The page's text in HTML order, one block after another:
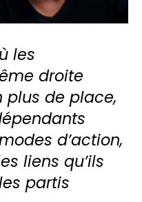
les
droite
plus de place,
d’action,
liens qu’ils
partis